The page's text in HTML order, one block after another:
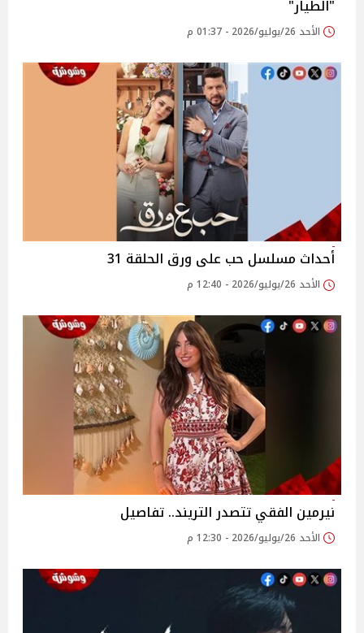
"الطيار"
الأحد 26/يوليو/2026 - 01:37 م
أحداث مسلسل حب على ورق الحلقة 31
الأحد 26/يوليو/2026 - 12:40 م
نيرمين الفقي تتصدر التريند.. تفاصيل
الأحد 26/يوليو/2026 - 12:30 م